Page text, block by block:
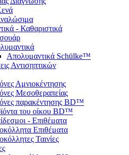
- Καθαριστικά
Απολυμαντικά Schülke™
Αντισηπτικών
Αμνιοκέντησης
Μεσοθεραπείας
παρακέντησης BD™
του οίκου BD™
- Επιθέματα
Επιθέματα
Ταινίες